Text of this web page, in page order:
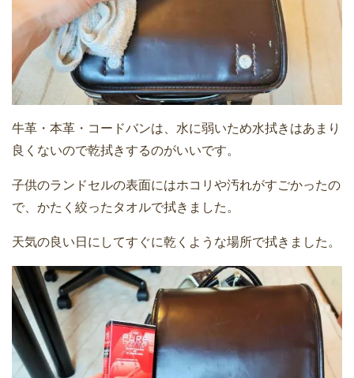
牛革・本革・コードバンは、水に弱いため水拭きはあまり
良くないので乾拭きするのがいいです。
子供のランドセルの表面にはホコリや汚れがすごかったの
で、かたく絞ったタオルで拭きました。
天気の良い日にしてすぐに乾くような場所で拭きました。